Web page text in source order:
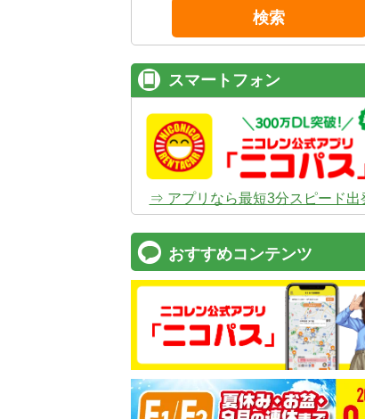
検索
スマートフォン
⇒ アプリなら最短3分スピード出
おすすめコンテンツ